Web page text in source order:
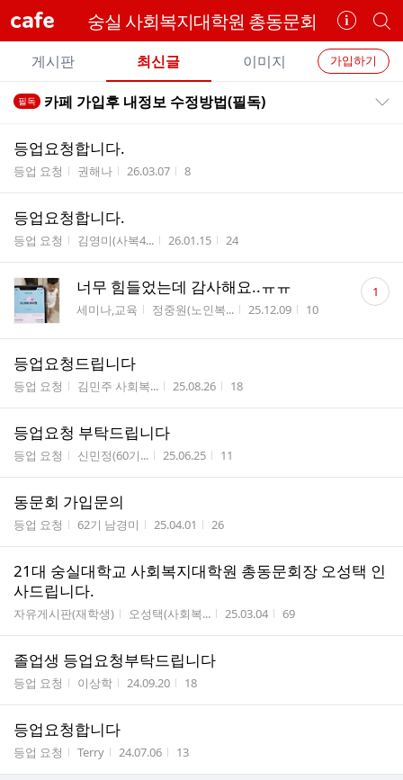
cafe 숭실 사회복지대학원 총동문회
카
페
정
보
개
별
카
페
검
카
페
메
뉴
가입하기
게시판 최신글 이미지
전
글
트
필독 카페 가입후 내정보 수정방법(필독)
등업요청합니다.
게시판명
등업 요청 작성자
권해나 작성시간
26.03.07 조회수
8
등업요청합니다.
게시판명
등업 요청 작성자
김영미(사복4... 작성시간
26.01.15 조회수
24
너무 힘들었는데 감사해요..ㅠㅠ
게시판명
세미나,교육 작성자
정중원(노인복... 작성시간
25.12.09 조회수
10
댓
글 1
등업요청드립니다
게시판명
등업 요청 작성자
김민주 사회복... 작성시간
25.08.26 조회수
18
등업요청 부탁드립니다
게시판명
등업 요청 작성자
신민정(60기... 작성시간
25.06.25 조회수
11
동문회 가입문의
게시판명
등업 요청 작성자
62기 남경미 작성시간
25.04.01 조회수
26
21대 숭실대학교 사회복지대학원 총동문회장 오성택 인
사드립니다.
게시판명
자유게시판(재학생) 작성자
오성택(사회복... 작성시간
25.03.04 조회수
69
졸업생 등업요청부탁드립니다
게시판명
등업 요청 작성자
이상학 작성시간
24.09.20 조회수
18
등업요청합니다
게시판명
등업 요청 작성자
Terry 작성시간
24.07.06 조회수
13